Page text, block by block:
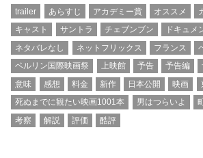
trailer
あらすじ アカデミー賞 オススメ
キャスト
サントラ チェブンブン ドキュメ
ネタバレなし
ネットフリックス フランス
ベルリン国際映画祭
上映館 予告 予告編
意味
感想 料金 新作 日本公開 映画
死ぬまでに観たい映画1001本
男はつらいよ
考察
解説 評価 酷評